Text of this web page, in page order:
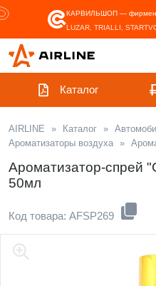
КАРВИЛЬШОП —
LUZAR, TRIALLI,
Каталог
AIRLINE » Каталог »
Ароматизаторы воздуха »
Ароматизатор-спрей
50мл
Код товара: AFSP269